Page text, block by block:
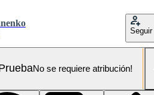
Seguir
No se requiere atribución!